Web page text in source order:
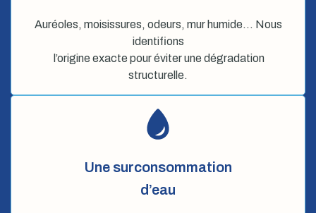
Auréoles, moisissures, odeurs, mur humide… Nous
identifions
l’origine exacte pour éviter une dégradation
structurelle.
Une surconsommation
d’eau